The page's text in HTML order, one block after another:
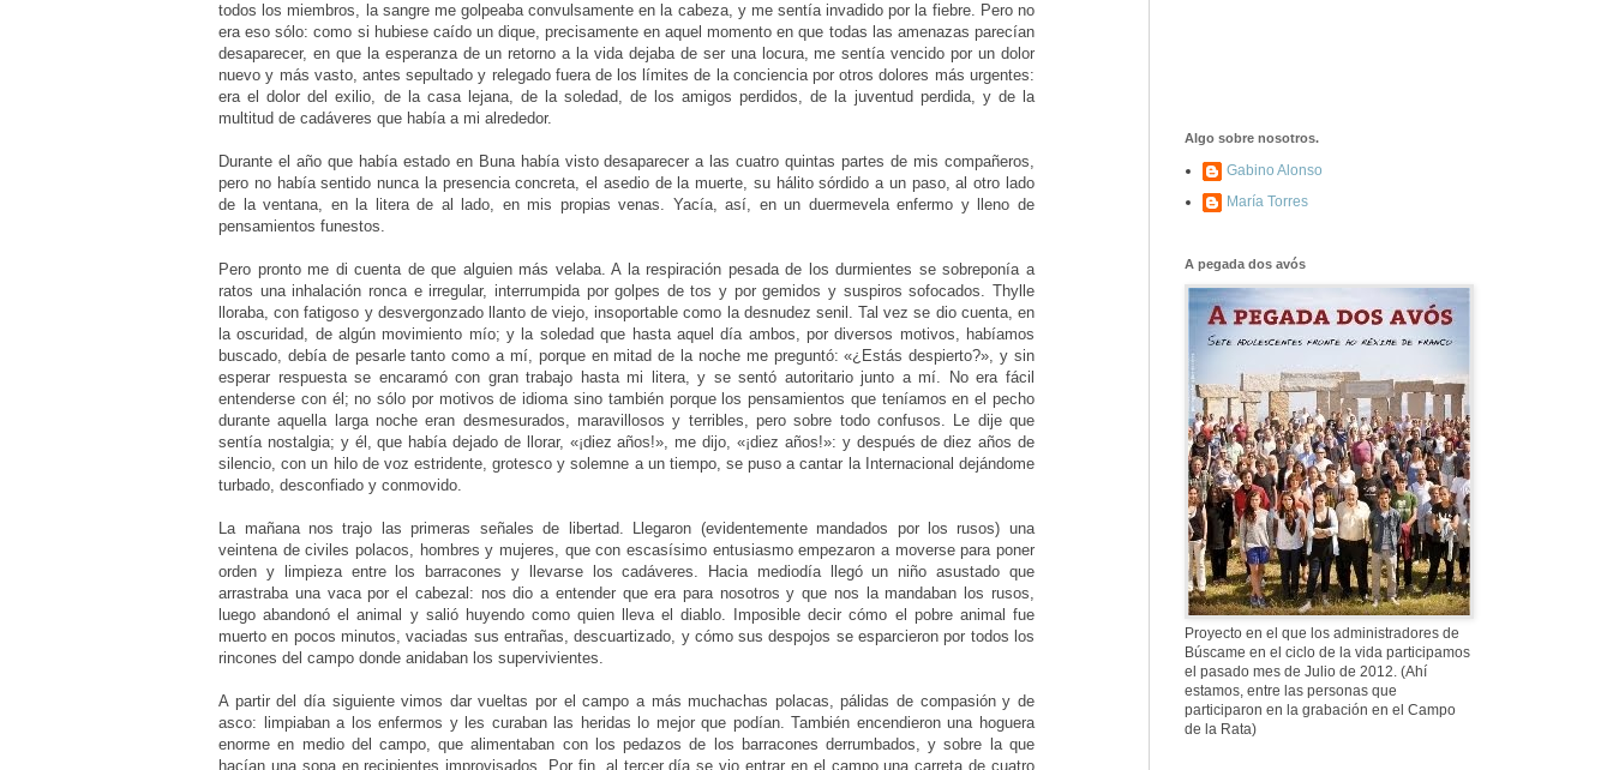
todos los miembros, la sangre me golpeaba convulsamente en la cabeza, y me sentía invadido por la fiebre. Pero no
era eso sólo: como si hubiese caído un dique, precisamente en aquel momento en que todas las amenazas parecían
desaparecer, en que la esperanza de un retorno a la vida dejaba de ser una locura, me sentía vencido por un dolor
nuevo y más vasto, antes sepultado y relegado fuera de los límites de la conciencia por otros dolores más urgentes:
era el dolor del exilio, de la casa lejana, de la soledad, de los amigos perdidos, de la juventud perdida, y de la
multitud de cadáveres que había a mi alrededor.
Durante el año que había estado en Buna había visto desaparecer a las cuatro quintas partes de mis compañeros,
pero no había sentido nunca la presencia concreta, el asedio de la muerte, su hálito sórdido a un paso, al otro lado
de la ventana, en la litera de al lado, en mis propias venas. Yacía, así, en un duermevela enfermo y lleno de
pensamientos funestos.
Pero pronto me di cuenta de que alguien más velaba. A la respiración pesada de los durmientes se sobreponía a
ratos una inhalación ronca e irregular, interrumpida por golpes de tos y por gemidos y suspiros sofocados. Thylle
lloraba, con fatigoso y desvergonzado llanto de viejo, insoportable como la desnudez senil. Tal vez se dio cuenta, en
la oscuridad, de algún movimiento mío; y la soledad que hasta aquel día ambos, por diversos motivos, habíamos
buscado, debía de pesarle tanto como a mí, porque en mitad de la noche me preguntó: «¿Estás despierto?», y sin
esperar respuesta se encaramó con gran trabajo hasta mi litera, y se sentó autoritario junto a mí. No era fácil
entenderse con él; no sólo por motivos de idioma sino también porque los pensamientos que teníamos en el pecho
durante aquella larga noche eran desmesurados, maravillosos y terribles, pero sobre todo confusos. Le dije que
sentía nostalgia; y él, que había dejado de llorar, «¡diez años!», me dijo, «¡diez años!»: y después de diez años de
silencio, con un hilo de voz estridente, grotesco y solemne a un tiempo, se puso a cantar la Internacional dejándome
turbado, desconfiado y conmovido.
La mañana nos trajo las primeras señales de libertad. Llegaron (evidentemente mandados por los rusos) una
veintena de civiles polacos, hombres y mujeres, que con escasísimo entusiasmo empezaron a moverse para poner
orden y limpieza entre los barracones y llevarse los cadáveres. Hacia mediodía llegó un niño asustado que
arrastraba una vaca por el cabezal: nos dio a entender que era para nosotros y que nos la mandaban los rusos,
luego abandonó el animal y salió huyendo como quien lleva el diablo. Imposible decir cómo el pobre animal fue
muerto en pocos minutos, vaciadas sus entrañas, descuartizado, y cómo sus despojos se esparcieron por todos los
rincones del campo donde anidaban los supervivientes.
A partir del día siguiente vimos dar vueltas por el campo a más muchachas polacas, pálidas de compasión y de
asco: limpiaban a los enfermos y les curaban las heridas lo mejor que podían. También encendieron una hoguera
enorme en medio del campo, que alimentaban con los pedazos de los barracones derrumbados, y sobre la que
hacían una sopa en recipientes improvisados. Por fin, al tercer día se vio entrar en el campo una carreta de cuatro
577. Nos fusilaron
fusilaron mal
307. Vuestros
nombres no se han
borrado en la
Historia
Algo sobre nosotros.
Gabino Alonso
María Torres
A pegada dos avós
Proyecto en el que los administradores de
Búscame en el ciclo de la vida participamos
el pasado mes de Julio de 2012. (Ahí
estamos, entre las personas que
participaron en la grabación en el Campo
de la Rata)